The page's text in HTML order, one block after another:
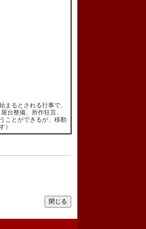
るとされる行事で、
台整備、所作狂言、
ことができるが、移動
）